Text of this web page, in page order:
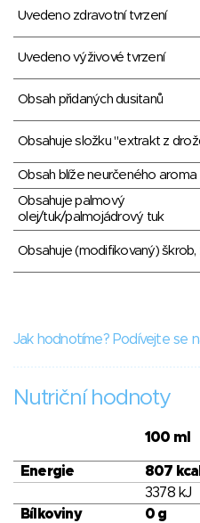
Uvedeno zdravotní tvrzení
Uvedeno výživové tvrzení
Obsah přidaných dusitanů
Obsahuje složku "extrakt z
Obsah blíže neurčeného aroma
Obsahuje palmový
olej/tuk/palmojádrový tuk
Obsahuje (modifikovaný) škrob,
Jak hodnotíme? Podívejte se
Nutriční hodnoty
100 ml
Energie 807 kcal
3378 kJ
Bílkoviny
0 g